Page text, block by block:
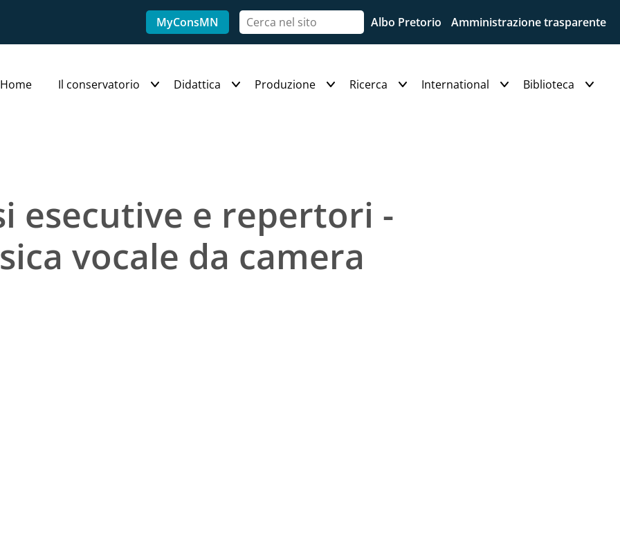
Albo Pretorio Amministrazione trasparente
MyConsMN
Home Il conservatorio Didattica Produzione Ricerca International Biblioteca
esecutive e repertori -
vocale da camera